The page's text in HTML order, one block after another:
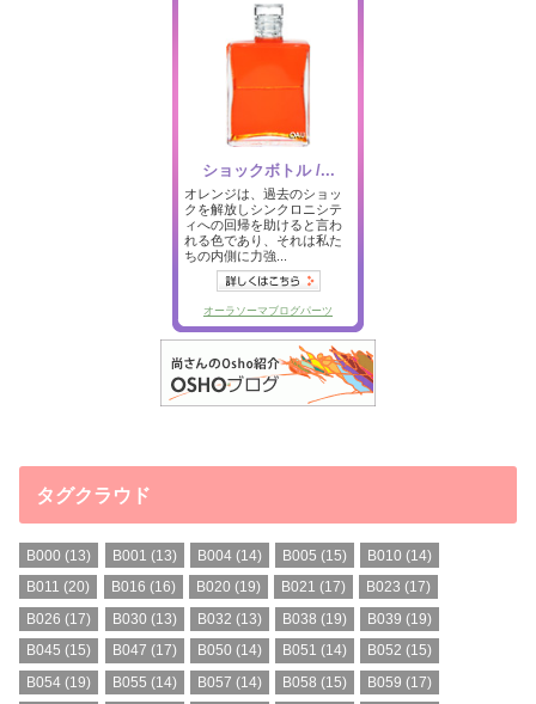
タグクラウド
B000 (13) B001 (13) B004(14) B005 (15) B010 (14)
B011 (20) B016 (16) B020 (19) B021 (17) B023 (17)
B026 (17) B030 (13) B032 (13) B038 (19) B039 (19)
B045 (15) B047 (17) B050 (14) B051 (14) B052 (15)
B054 (19) B055 (14) B057 (14) B058 (15) B059 (17)